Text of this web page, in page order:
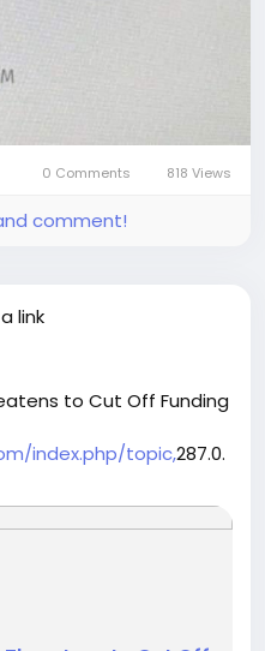
0 Comments 818 Views
comment!
link
to Cut Off Funding
index.php/topic,287.0.